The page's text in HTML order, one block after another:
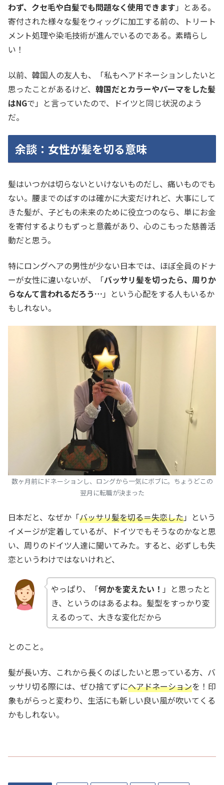
わず、クセ毛や白髪でも問題なく使用できます 」とある。
寄付された様々な髪をウィッグに加工する前の、トリート
メント処理や染毛技術が進んでいるのである。素晴らし
い！
以前、韓国人の友人も、「私もヘアドネーションしたいと
思ったことがあるけど、 韓国だとカラーやパーマをした髪
はNGで」と言っていたので、ドイツと同じ状況のよう
だ。
余談：女性が髪を切る意味
髪はいつかは切らないといけないものだし、痛いものでも
ない。腰までのばすのは確かに大変だけれど、大事にして
きた髪が、子どもの未来のために役立つのなら、単にお金
を寄付するよりもずっと意義があり、心のこもった慈善活
動だと思う。
特にロングヘアの男性が少ない日本では、ほぼ全員のドナ
ーが女性に違いないが、「バッサリ髪を切ったら、周りか
らなんて言われるだろう… 」という心配をする人もいるか
もしれない。
数ヶ月前にドネーションし、ロングから一気にボブに。ちょうどこの
翌月に転職が決まった
日本だと、なぜか「バッサリ髪を切る＝失恋した」という
イメージが定着しているが、ドイツでもそうなのかなと思
い、周りのドイツ人達に聞いてみた。すると、必ずしも失
恋というわけではないけれど、
やっぱり、「何かを変えたい！ 」と思ったと
き、というのはあるよね。髪型をすっかり変
えるのって、大きな変化だから
とのこと。
髪が長い方、これから長くのばしたいと思っている方、バ
ッサリ切る際には、ぜひ捨てずにヘアドネーションを！印
象もがらっと変わり、生活にも新しい良い風が吹いてくる
かもしれない。